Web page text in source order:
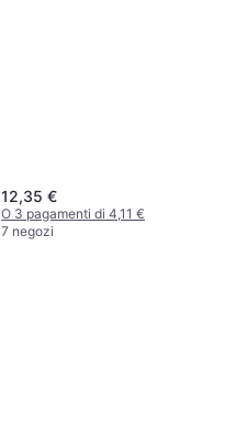
12,35 €
O 3 pagamenti di 4,11 €
7 negozi